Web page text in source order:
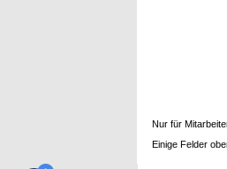
Nur für
Einige Felder